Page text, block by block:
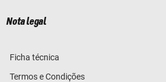
Nota legal
Ficha técnica
Termos e Condições